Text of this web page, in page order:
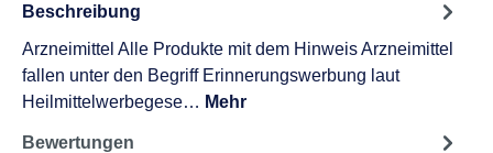
Beschreibung
Arzneimittel Alle Produkte mit dem Hinweis Arzneimittel
fallen unter den Begriff Erinnerungswerbung laut
Heilmittelwerbegese… Mehr
Bewertungen